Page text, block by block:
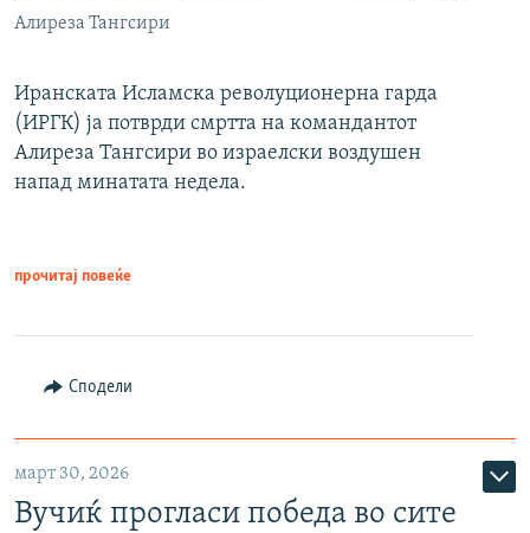
Алиреза Тангсири
Иранската Исламска револуционерна гарда
(ИРГК) ја потврди смртта на командантот
Алиреза Тангсири во израелски воздушен
напад минатата недела.
прочитај повеќе
Сподели
март 30, 2026
Вучиќ прогласи победа во сите